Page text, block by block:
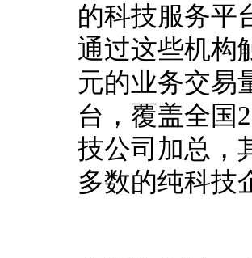
的科技服务平
通过这些机构
元的业务交易
台，覆盖全国
技公司加总，
多数的纯科技